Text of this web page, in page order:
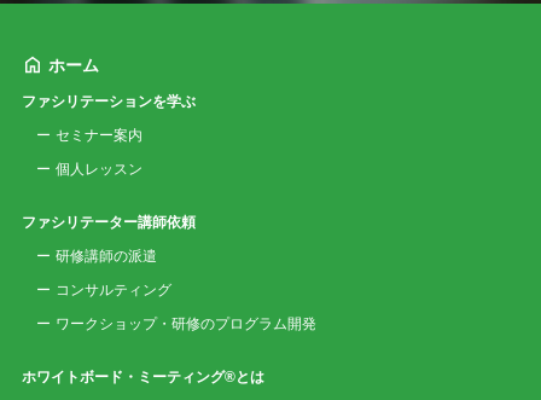
ホーム
ファシリテーションを学ぶ
セミナー案内
個人レッスン
ファシリテーター講師依頼
研修講師の派遣
コンサルティング
ワークショップ・研修のプログラム開発
ホワイトボード・ミーティング®とは